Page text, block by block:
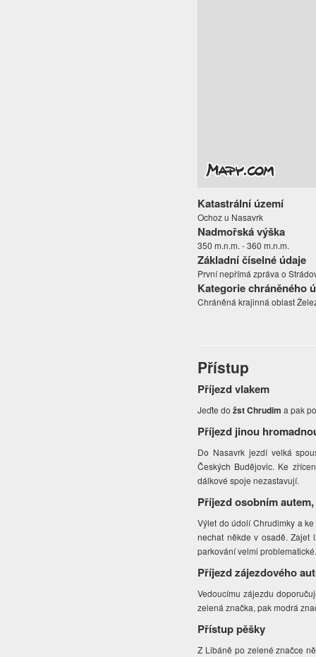
Katastrální území
Ochoz u Nasavrk
Nadmořská výška
350 m.n.m. - 360 m.n.m.
Základní číselné údaje
První nepřímá zpráva o
Kategorie chráněného
Chráněná krajinná oblast
Přístup
Příjezd vlakem
Jeďte dožst Chrudim a pak
Příjezd jinou
Do Nasavrk jezdí velká
Českých Budějovic. Ke
dálkové spoje nezastavují.
Příjezd osobním
Výlet do údolí Chrudimky a
nechat někde v osadě.
parkování velmi
Příjezd zájezdového
Vedoucímu zájezdu
zelená značka, pak modrá
Přístup pěšky
Z Libáně po zelené značce